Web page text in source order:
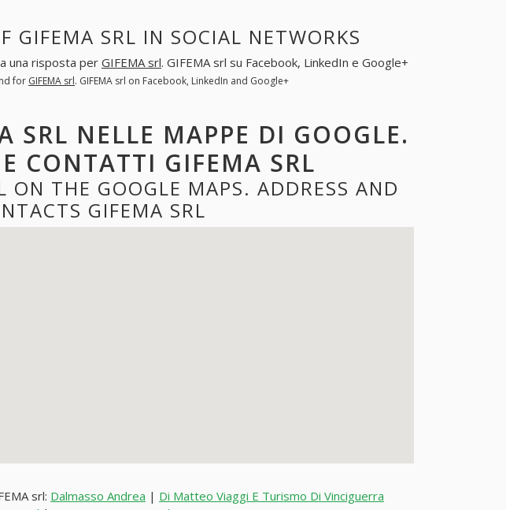
GIFEMA SRL IN SOCIAL NETWORKS
una risposta per GIFEMA srl. GIFEMA srl su Facebook, LinkedIn e Google+
for GIFEMA srl. GIFEMA srl on Facebook, LinkedIn and Google+
SRL NELLE MAPPE DI GOOGLE.
CONTATTI GIFEMA SRL
ON THE GOOGLE MAPS. ADDRESS AND
GIFEMA SRL
srl: Dalmasso Andrea | Di Matteo Viaggi E Turismo Di Vinciguerra